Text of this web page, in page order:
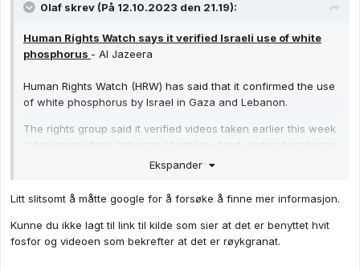
0laf skrev (På 12.10.2023 den 21.19):
Human Rights Watch says it verified Israeli use of white
phosphorus - Al Jazeera
Human Rights Watch (HRW) has said that it confirmed the use
of white phosphorus by Israel in Gaza and Lebanon.
The rights group said it verified videos taken earlier this week
“showing multiple airbursts of artillery-fired white phosphorus
over the Gaza City port and two rural locations along the
HRW said the weapon “has a significant incendiary effect that
can severely burn people and set structures, fields and other
civilian objects in the vicinity on fire”.
Ekspander
Litt slitsomt å måtte google for å forsøke å finne mer informasjon.
Kunne du ikke lagt til link til kilde som sier at det er benyttet hvit
fosfor og videoen som bekrefter at det er røykgranat.